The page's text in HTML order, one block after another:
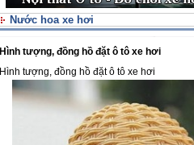
Nước hoa xe hơi
Hình tượng, đồng hồ đặt ô tô xe hơi
Hình tượng, đồng hồ đặt ô tô xe hơi